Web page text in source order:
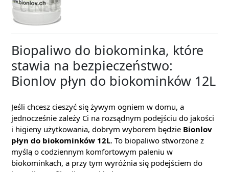
Biopaliwo do biokominka, które
stawia na bezpieczeństwo:
Bionlov płyn do biokominków 12L
Jeśli chcesz cieszyć się żywym ogniem w domu, a
jednocześnie zależy Ci na rozsądnym podejściu do jakości
i higieny użytkowania, dobrym wyborem będzie Bionlov
płyn do biokominków 12L. To biopaliwo stworzone z
myślą o codziennym komfortowym paleniu w
biokominkach, a przy tym wyróżnia się podejściem do